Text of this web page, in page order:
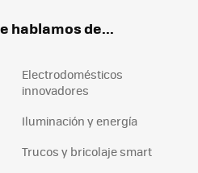
hablamos de...
Electrodomésticos
innovadores
Iluminación y energía
Trucos y bricolaje smart